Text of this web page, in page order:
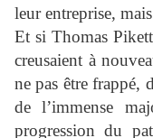
leur entreprise,
Et si Thomas
creusaient à
ne pas être frappé,
de l’immense
progression du